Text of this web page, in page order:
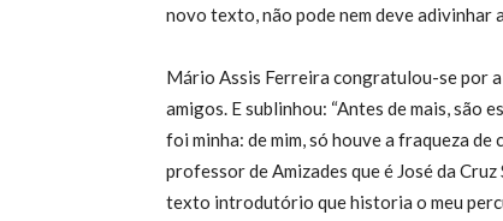
novo texto, não pode nem deve adivinhar
Mário Assis Ferreira congratulou-se por
amigos. E sublinhou: “Antes de mais, são
foi minha: de mim, só houve a fraqueza
professor de Amizades que é José da
texto introdutório que historia o meu